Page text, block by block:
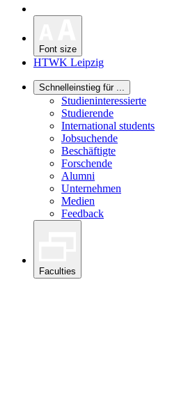
Font size
HTWK Leipzig
Schnelleinstieg für ...
Studieninteressierte
Studierende
International students
Jobsuchende
Beschäftigte
Forschende
Alumni
Unternehmen
Medien
Feedback
Faculties